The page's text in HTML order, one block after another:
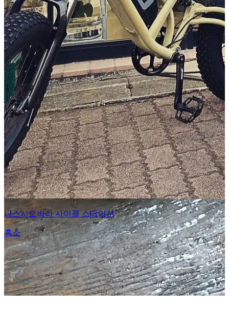
나스시오바라 사이클 스테이션
흑소